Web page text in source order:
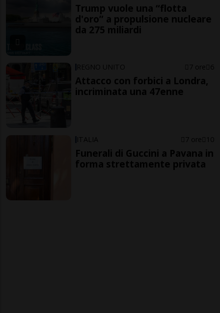
Trump vuole una “flotta
d'oro” a propulsione nucleare
da 275 miliardi
REGNO UNITO 7 ore 6
Attacco con forbici a Londra,
incriminata una 47enne
ITALIA 7 ore 10
Funerali di Guccini a Pavana in
forma strettamente privata